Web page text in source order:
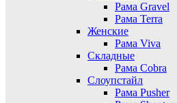
Рама Gravel
Рама Terra
Женские
Рама Viva
Складные
Рама Cobra
Слоупстайл
Рама Pusher